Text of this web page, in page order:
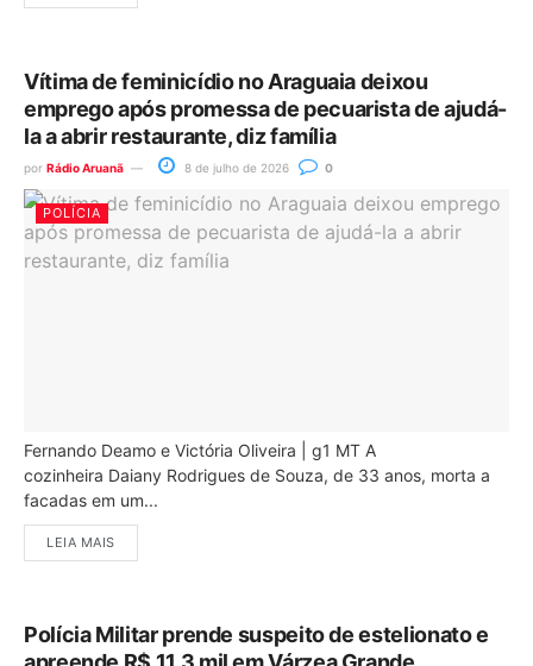
Vítima de feminicídio no Araguaia deixou
emprego após promessa de pecuarista de ajudá-
la a abrir restaurante, diz família
por Rádio Aruanã 8 de julho de 2026 0
POLÍCIA
Fernando Deamo e Victória Oliveira | g1 MT A
cozinheira Daiany Rodrigues de Souza, de 33 anos, morta a
facadas em um...
LEIA MAIS
Polícia Militar prende suspeito de estelionato e